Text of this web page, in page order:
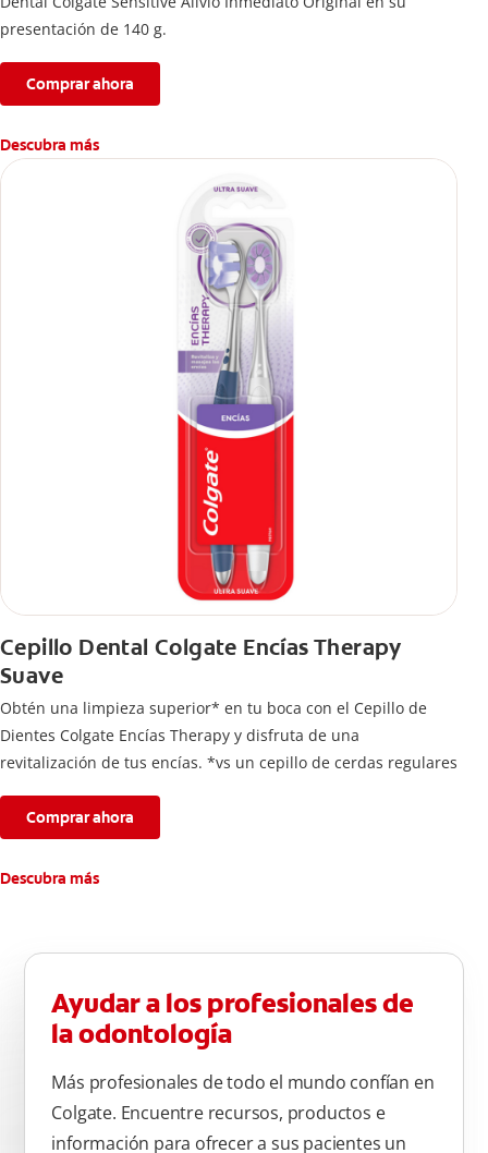
presentación de 140 g.
Comprar ahora
Descubra más
Cepillo Dental Colgate Encías Therapy
Suave
Obtén una limpieza superior* en tu boca con el Cepillo de
Dientes Colgate Encías Therapy y disfruta de una
revitalización de tus encías. *vs un cepillo de cerdas regulares
Comprar ahora
Descubra más
Ayudar a los profesionales de
la odontología
Más profesionales de todo el mundo confían en
Colgate. Encuentre recursos, productos e
información para ofrecer a sus pacientes un